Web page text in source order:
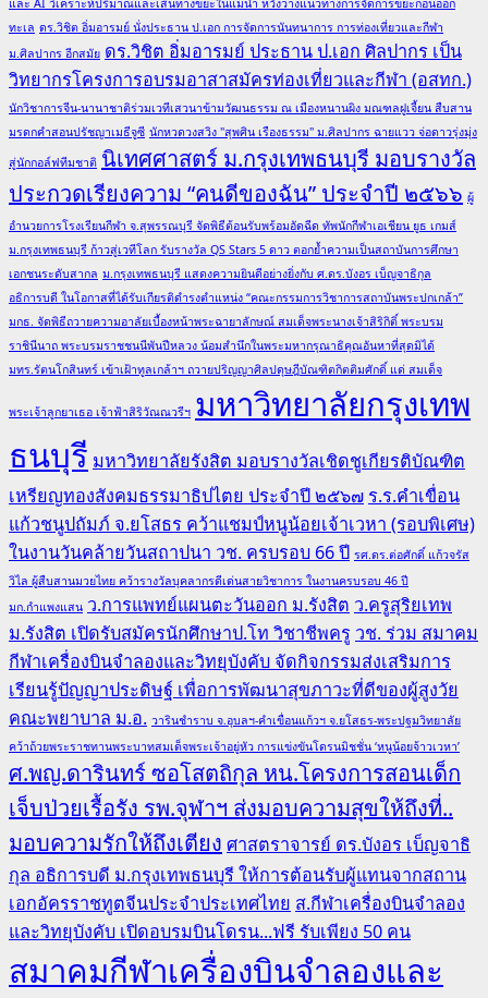
และ AI วิเคราะห์ปริมาณและเส้นทางขยะในแม่น้ำ หวังวางแนวทางการจัดการขยะก่อนออก
ทะเล ดร.วิชิต อิ่มอารมย์ นั่งประธาน ป.เอก การจัดการนันทนาการ การท่องเที่ยวและกีฬา
ม.ศิลปากร อีกสมัย ดร.วิชิต อิ่มอารมย์ ประธาน ป.เอก ศิลปากร เป็น
วิทยากรโครงการอบรมอาสาสมัครท่องเที่ยวและกีฬา (อสทก.)
นักวิชาการจีน-นานาชาติร่วมเวทีเสวนาข้ามวัฒนธรรม ณ เมืองหนานผิง มณฑลฝูเจี้ยน สืบสาน
มรดกคำสอนปรัชญาเมธีจูซี นักหวดวงสวิง "สุพศิน เรืองธรรม" ม.ศิลปากร ฉายแวว จ่อดาวรุ่งมุ่ง
สู่นักกอล์ฟทีมชาติ นิเทศศาสตร์ ม.กรุงเทพธนบุรี มอบรางวัล
ประกวดเรียงความ “คนดีของฉัน” ประจำปี ๒๕๖๖ ผู้
อำนวยการโรงเรียนกีฬา จ.สุพรรณบุรี จัดพิธีต้อนรับพร้อมอัดฉีด ทัพนักกีฬาเอเชียน ยูธ เกมส์
ม.กรุงเทพธนบุรี ก้าวสู่เวทีโลก รับรางวัล QS Stars 5 ดาว ตอกย้ำความเป็นสถาบันการศึกษา
เอกชนระดับสากล ม.กรุงเทพธนบุรี แสดงความยินดีอย่างยิ่งกับ ศ.ดร.บังอร เบ็ญจาธิกุล
อธิการบดี ในโอกาสที่ได้รับเกียรติดำรงตำแหน่ง “คณะกรรมการวิชาการสถาบันพระปกเกล้า”
มกธ. จัดพิธีถวายความอาลัยเบื้องหน้าพระฉายาลักษณ์ สมเด็จพระนางเจ้าสิริกิติ์ พระบรม
ราชินีนาถ พระบรมราชชนนีพันปีหลวง น้อมสำนึกในพระมหากรุณาธิคุณอันหาที่สุดมิได้
มทร.รัตนโกสินทร์ เข้าเฝ้าทูลเกล้าฯ ถวายปริญญาศิลปดุษฎีบัณฑิตกิตติมศักดิ์ แด่ สมเด็จ
พระเจ้าลูกยาเธอ เจ้าฟ้าสิริวัณณวรีฯ มหาวิทยาลัยกรุงเทพ
ธนบุรี มหาวิทยาลัยรังสิต มอบรางวัลเชิดชูเกียรติบัณฑิต
เหรียญทองสังคมธรรมาธิปไตย ประจำปี ๒๕๖๗ ร.ร.คำเขื่อน
แก้วชนูปถัมภ์ จ.ยโสธร คว้าแชมป์หนูน้อยเจ้าเวหา (รอบพิเศษ)
ในงานวันคล้ายวันสถาปนา วช. ครบรอบ 66 ปี รศ.ดร.ต่อศักดิ์ แก้วจรัส
วิไล ผู้สืบสานมวยไทย คว้ารางวัลบุคลากรดีเด่นสายวิชาการ ในงานครบรอบ 46 ปี
มก.กำแพงแสน ว.การแพทย์แผนตะวันออก ม.รังสิต ว.ครูสุริยเทพ
ม.รังสิต เปิดรับสมัครนักศึกษาป.โท วิชาชีพครู วช. ร่วม สมาคม
กีฬาเครื่องบินจำลองและวิทยุบังคับ จัดกิจกรรมส่งเสริมการ
เรียนรู้ปัญญาประดิษฐ์ เพื่อการพัฒนาสุขภาวะที่ดีของผู้สูงวัย
คณะพยาบาล ม.อ. วารินชำราบ จ.อุบลฯ-คำเขื่อนแก้วฯ จ.ยโสธร-พระปฐมวิทยาลัย
คว้าถ้วยพระราชทานพระบาทสมเด็จพระเจ้าอยู่หัว การแข่งขันโดรนมิชชั่น ‘หนูน้อยจ้าวเวหา’
ศ.พญ.ดารินทร์ ซอโสตถิกุล หน.โครงการสอนเด็ก
เจ็บป่วยเรื้อรัง รพ.จุฬาฯ ส่งมอบความสุขให้ถึงที่..
มอบความรักให้ถึงเตียง ศาสตราจารย์ ดร.บังอร เบ็ญจาธิ
กุล อธิการบดี ม.กรุงเทพธนบุรี ให้การต้อนรับผู้แทนจากสถาน
เอกอัครราชทูตจีนประจำประเทศไทย ส.กีฬาเครื่องบินจำลอง
และวิทยุบังคับ เปิดอบรมบินโดรน...ฟรี รับเพียง 50 คน
สมาคมกีฬาเครื่องบินจำลองและ